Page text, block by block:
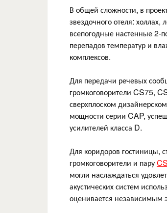
В общей сложности, в
звездочного отеля:
всепогодные настенные 2-
перепадов температур и
комплексов.
Для передачи речевых
громкоговорители CS75,
сверхплоском
мощности серии CAP,
усилителей класса D.
Для коридоров гостиницы,
громкоговорители и пару
могли наслаждаться
акустических систем
оценивается независимым